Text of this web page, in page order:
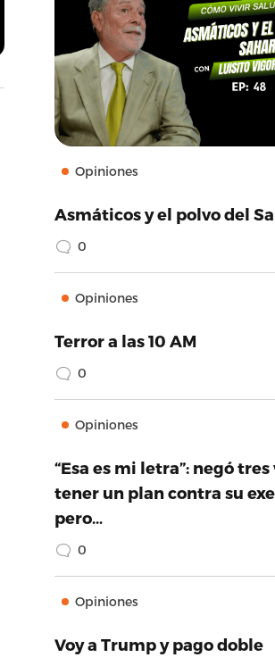
Opiniones
Asmáticos y el polvo del
0
Opiniones
Terror a las 10 AM
0
Opiniones
“Esa es mi letra”: negó
tener un plan contra su
pero…
0
Opiniones
Voy a Trump y pago doble